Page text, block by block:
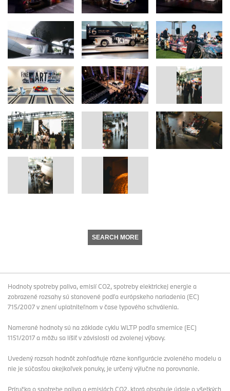
SEARCH MORE
Hodnoty spotreby paliva, emisií CO2, spotreby elektrickej energie a
zobrazené rozsahy sú stanovené podľa európskeho nariadenia (EC)
715/2007 v znení uplatniteľnom v čase typového schválenia.
Namerané hodnoty sú na základe cyklu WLTP podľa smernice (EC)
1151/2017 a môžu sa líšiť v závislosti od zvolenej výbavy.
Uvedený rozsah hodnôt zohľadňuje rôzne konfigurácie zvoleného modelu a
nie je súčasťou akejkoľvek ponuky, je určený výlučne na porovnanie.
Príručka o spotrebe paliva a emisiách CO2, ktorá obsahuje údaje o všetkých